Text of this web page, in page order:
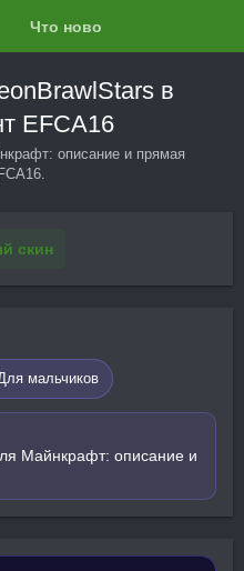
Что нового?
в
EFCA16
описание и прямая
скин
мальчиков
Майнкрафт: описание и